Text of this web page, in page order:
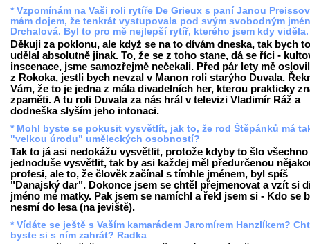
* Vzpomínám na Vaši roli rytíře De Grieux s paní Janou
mám dojem, že tenkrát vystupovala pod svým svobodným
Drchalová. Byl to pro mě nejlepší rytíř, kterého jsem kdy viděla.
Děkuji za poklonu, ale když se na to dívám dneska, tak bych to
udělal absolutně jinak. To, že se z toho stane, dá se říci -
inscenace, jsme samozřejmě nečekali. Před pár lety mě
z Rokoka, jestli bych nevzal v Manon roli starýho Duvala.
Vám, že to je jedna z mála divadelních her, kterou prakticky
zpaměti. A tu roli Duvala za nás hrál v televizi Vladimír Ráž a
dodneška slyším jeho intonaci.
* Mohl byste se pokusit vysvětlít, jak to, že rod Štěpánků má
"velkou úrodu" uměleckých osobností?
Tak to já asi nedokážu vysvětlit, protože kdyby to šlo všechno
jednoduše vysvětlit, tak by asi každej měl předurčenou
profesi, ale to, že člověk začínal s tímhle jménem, byl spíš
"Danajský dar". Dokonce jsem se chtěl přejmenovat a vzít si
jméno mé matky. Pak jsem se namíchl a řekl jsem si - Kdo se
nesmí do lesa (na jeviště).
* Vídáte se ještě s Vaším kamarádem Jaromírem Hanzlíkem?
byste si s ním zahrát? Radka